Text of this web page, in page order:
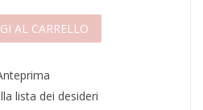
AL CARRELLO
lista dei desideri